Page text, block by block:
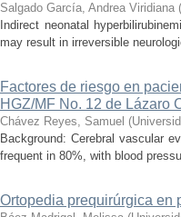
Salgado García, Andrea Viridiana (
Indirect neonatal
may result in irreversible
Factores de riesgo en
HGZ/MF No. 12 de Lázaro
Chávez Reyes, Samuel (
Background: Cerebral vascular
frequent in 80%, with blood
Ortopedia prequirúrgica en